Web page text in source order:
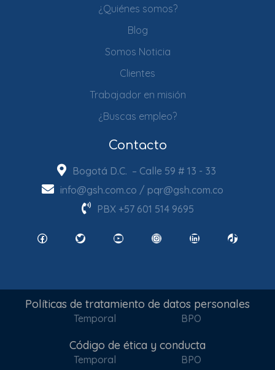
¿Quiénes somos?
Blog
Somos Noticia
Clientes
Trabajador en misión
¿Buscas empleo?
Contacto
Bogotá D.C. – Calle 59 # 13 - 33
info@gsh.com.co / pqr@gsh.com.co
PBX +57 601 514 9695
FacebookTwitter YouTube InstagramLinkedIn TikTok
Políticas de tratamiento de datos personales
Temporal BPO
Código de ética y conducta
Temporal BPO